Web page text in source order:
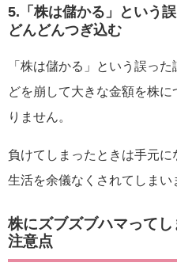
5.「株は儲かる」という
どんどんつぎ込む
「株は儲かる」という誤っ
どを崩して大きな金額を株
りません。
負けてしまったときは手元
生活を余儀なくされてしまい
株にズブズブハマって
注意点